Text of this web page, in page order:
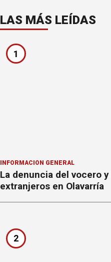
LAS MÁS LEÍDAS
1
INFORMACION GENERAL
La denuncia del vocero
extranjeros en Olavarría
2